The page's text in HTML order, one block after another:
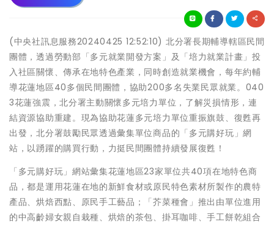
(中央社訊息服務20240425 12:52:10) 北分署長期輔導轄區民間
團體，透過勞動部「多元就業開發方案」及「培力就業計畫」投
入社區關懷、傳承在地特色產業，同時創造就業機會，每年約輔
導花蓮地區40多個民間團體，協助200多名失業民眾就業。040
3花蓮強震，北分署主動關懷多元培力單位，了解災損情形，連
結資源協助重建。現為協助花蓮多元培力單位重振旗鼓、復甦再
出發，北分署鼓勵民眾透過彙集單位商品的「多元購好玩」網
站，以踴躍的購買行動，力挺民間團體持續發展復甦！
「多元購好玩」網站彙集花蓮地區23家單位共40項在地特色商
品，都是運用花蓮在地的新鮮食材或原民特色素材所製作的農特
產品、烘焙西點、原民手工藝品；「芥菜種會」推出由單位進用
的中高齡婦女親自栽種、烘焙的茶包、掛耳咖啡、手工餅乾組合